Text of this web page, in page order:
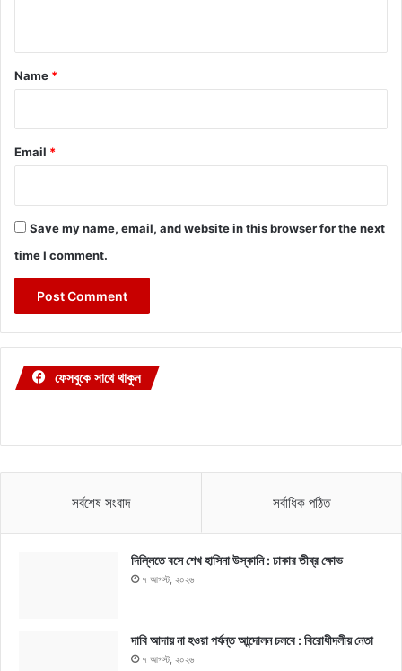
*
Name *
Email *
Save my name, email, and website in this browser for the next
time I comment.
ফেসবুকে সাথে থাকুন
সর্বশেষ সংবাদ সর্বাধিক পঠিত
দিল্লিতে বসে শেখ হাসিনা উস্কানি : ঢাকার তীব্র ক্ষোভ
৭ আগস্ট, ২০২৬
দাবি আদায় না হওয়া পর্যন্ত আন্দোলন চলবে : বিরোধীদলীয় নেতা
৭ আগস্ট, ২০২৬